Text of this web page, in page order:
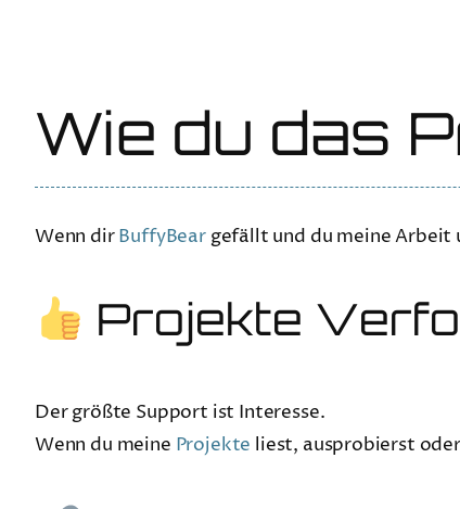
Wie du das
Wenn dirBuffyBeargefällt und du meine Arbeit
Projekte
Der größte Support ist Interesse.
Wenn du meine Projekte liest, ausprobierst